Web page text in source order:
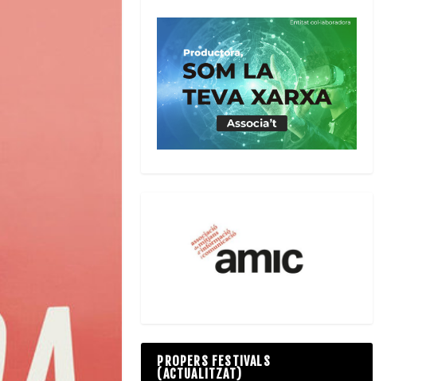
PROPERS FESTIVALS
(ACTUALITZAT)